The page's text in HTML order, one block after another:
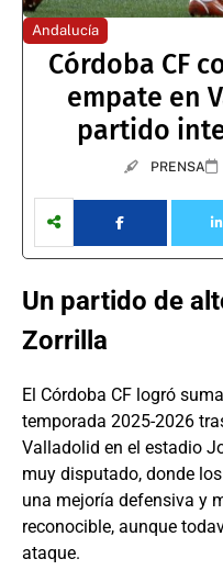
Andalucía
Córdoba CF
empate en
partido
PRENSA
Un partido de
Zorrilla
El Córdoba CF logró
temporada 2025-2026
Valladolid en el estadio
muy disputado, donde
una mejoría defensiva y
reconocible, aunque
ataque.